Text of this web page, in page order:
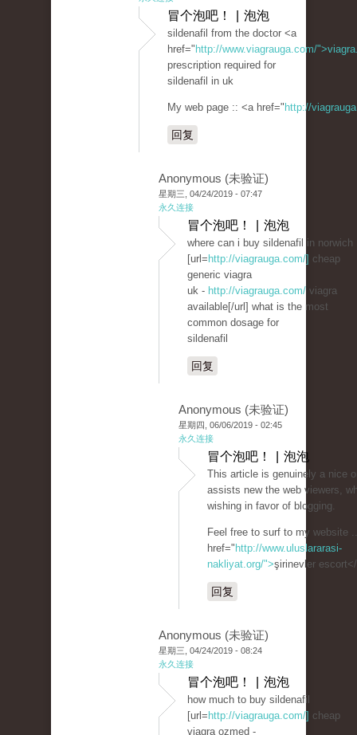
冒个泡吧！ | 泡泡
sildenafil from the doctor <a
href=" http://www.viagrauga.com/
prescription required for
sildenafil in uk
My web page :: <a href=" http://
回复
Anonymous (未验证)
星期三, 04/24/2019 - 07:47
永久连接
冒个泡吧！ | 泡泡
where can i buy sildenafil in norwich
[url= http://viagrauga.com/] cheap
generic viagra
uk - http://viagrauga.com/ viagra
available[/url] what is the most
common dosage for
sildenafil
回复
Anonymous (未验证)
星期四, 06/06/2019 - 02:45
永久连接
冒个泡吧！ | 泡泡
This article is genuinely a nice
assists new the web viewers,
wishing in favor of blogging.
Feel free to surf to my website
href=" http://www.uluslararasi-
nakliyat.org/">şirinevler
回复
Anonymous (未验证)
星期三, 04/24/2019 - 08:24
永久连接
冒个泡吧！ | 泡泡
how much to buy sildenafil
[url= http://viagrauga.com/] cheap
viagra ozmed -